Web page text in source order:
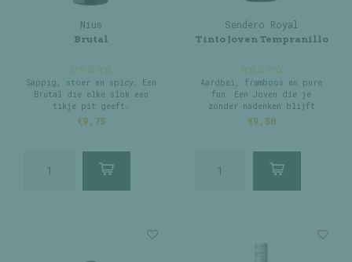
Nius
Brutal
Sappig, stoer en spicy. Een
Brutal die elke slok een
tikje pit geeft.
€9,75
Sendero Royal
Tinto Joven Tempranillo
Aardbei, framboos en pure
fun. Een Joven die je
zonder nadenken blijft
bijschenken.
€9,50